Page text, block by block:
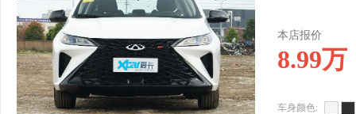
本店报价
8.99万
车身颜色: